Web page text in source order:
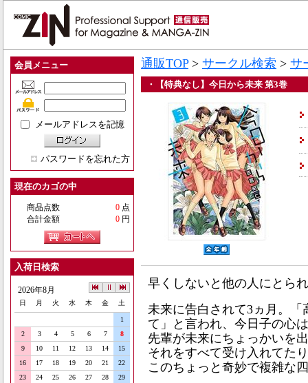
会員メニュー
メールアドレスを記憶
パスワードを忘れた方
現在のカゴの中
商品点数 0 点
合計金額
0 円
入荷日検索
2026年8月
日 月 火 水 木 金 土
1
2
3 4 5 6 7
8
9
10 11 12 13 14
15
16
17 18 19 20 21
22
23
24 25 26 27 28
29
通販TOP> サークル検索 > サ
・【特典なし】今日から未来 第3巻
早くしないと他の人にとら
未来に告白されて3ヵ月。
て」と言われ、今日子の心
先輩が未来にちょっかいを
それをすべて受け入れてた
このちょっと奇妙で複雑な